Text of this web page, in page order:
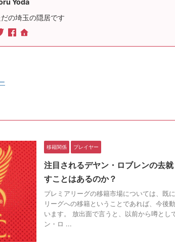
Yoda
だの埼玉の隠居です
移籍関係 プレイヤー
注目されるデヤン・ロブレンの去
すことはあるのか？
プレミアリーグの移籍市場については、既
リーグへの移籍ということであれば、今後
います。 放出面で言うと、以前から噂とし
ン・ロ ...